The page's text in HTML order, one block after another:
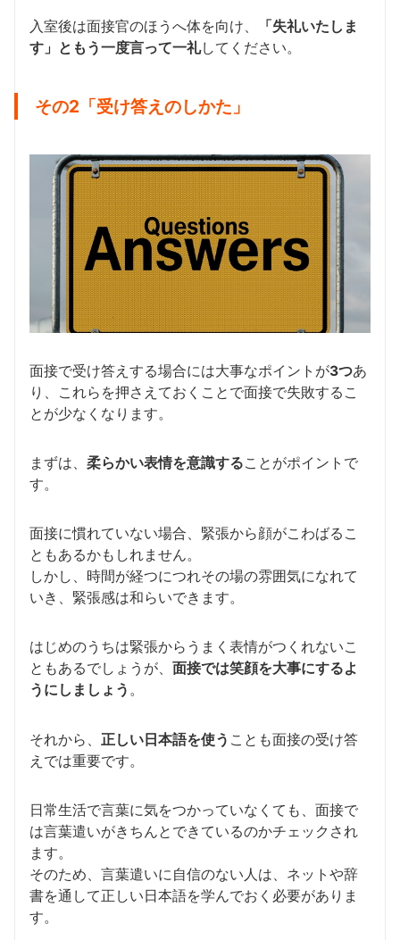
入室後は面接官のほうへ体を向け、
「失礼いたしま
す」ともう一度言って一礼してください。
その2「受け答えのしかた」
面接で受け答えする場合には大事なポイントが3つあ
り、これらを押さえておくことで面接で失敗するこ
とが少なくなります。
まずは、 柔らかい表情を意識することがポイントで
す。
面接に慣れていない場合、緊張から顔がこわばるこ
ともあるかもしれません。
しかし、時間が経つにつれその場の雰囲気になれて
いき、緊張感は和らいできます。
はじめのうちは緊張からうまく表情がつくれないこ
ともあるでしょうが、 面接では笑顔を大事にするよ
うにしましょう 。
それから、 正しい日本語を使う ことも面接の受け答
えでは重要です。
日常生活で言葉に気をつかっていなくても、面接で
は言葉遣いがきちんとできているのかチェックされ
ます。
そのため、言葉遣いに自信のない人は、ネットや辞
書を通して正しい日本語を学んでおく必要がありま
す。